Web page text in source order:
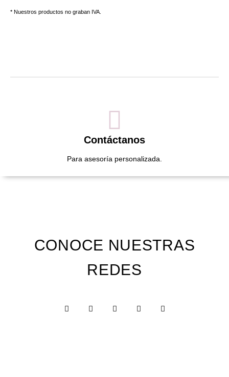
* Nuestros productos no graban IVA.
Contáctanos
Para asesoría personalizada.
CONOCE NUESTRAS
REDES